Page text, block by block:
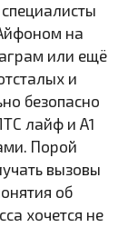
на
или ещё
и
безопасно
лайф и А1
Порой
вызовы
об
хочется не